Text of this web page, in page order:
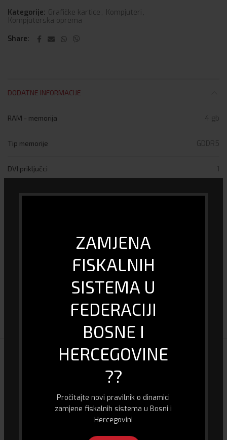
ZAMJENA
FISKALNIH
SISTEMA U
FEDERACIJI
BOSNE I
HERCEGOVINE
??
Pročitajte novi pravilnik o dinamici
zamjene fiskalnih sistema u Bosni i
Hercegovini
Kategorije: Grafičke kartice , Kompjuteri ,
Kompjuterska oprema
Share
DODATNE INFORMACIJE
RAM - memorija 4 gb
Tip memorije GDDR5
DVI priključci 1
Garancija (mjeseci)
DOSTAVA I PLAĆANJE